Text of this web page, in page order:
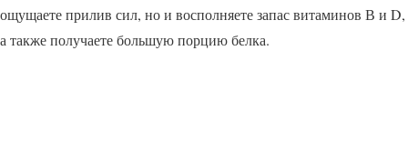
ощущаете прилив сил, но и восполняете запас витаминов В и D,
а также получаете большую порцию белка.